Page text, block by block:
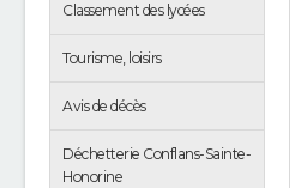
Classement des lycées
Tourisme, loisirs
Avis de décès
Déchetterie Conflans-Sainte-
Honorine